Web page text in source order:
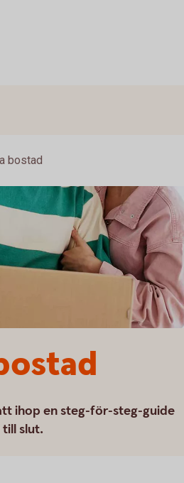
bostad
ihop en steg-för-steg-guide
slut.